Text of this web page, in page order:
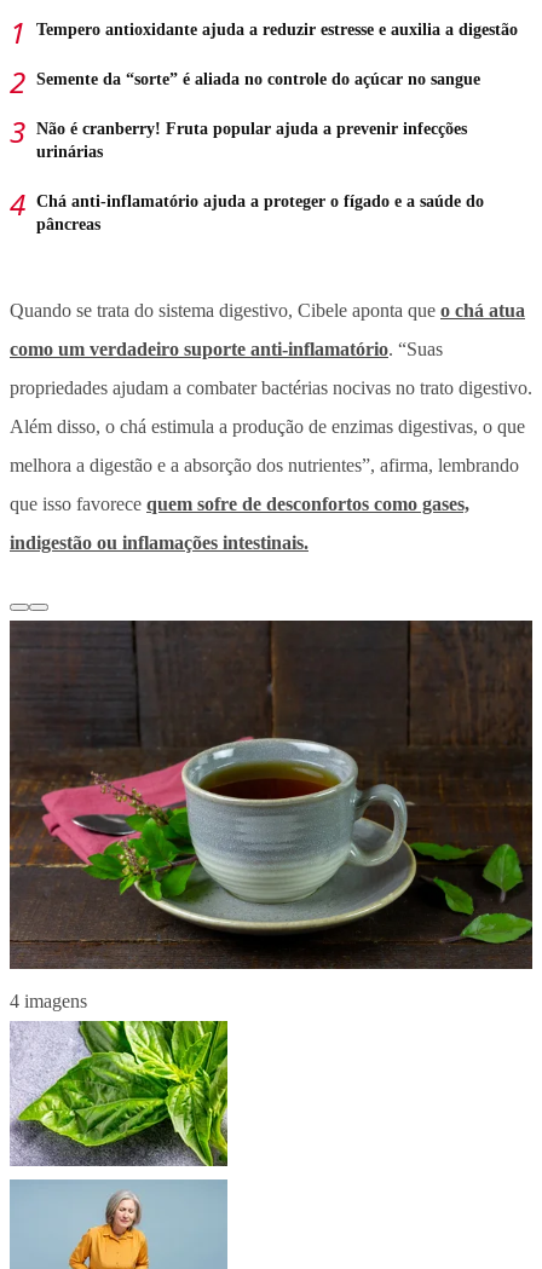
Tempero antioxidante ajuda a reduzir estresse e auxilia a digestão
Semente da “sorte” é aliada no controle do açúcar no sangue
Não é cranberry! Fruta popular ajuda a prevenir infecções
urinárias
Chá anti-inflamatório ajuda a proteger o fígado e a saúde do
pâncreas
Quando se trata do sistema digestivo, Cibele aponta que o chá atua
como um verdadeiro suporte anti-inflamatório. “Suas
propriedades ajudam a combater bactérias nocivas no trato digestivo.
Além disso, o chá estimula a produção de enzimas digestivas, o que
melhora a digestão e a absorção dos nutrientes”, afirma, lembrando
que isso favorece quem sofre de desconfortos como gases,
indigestão ou inflamações intestinais.
4 imagens